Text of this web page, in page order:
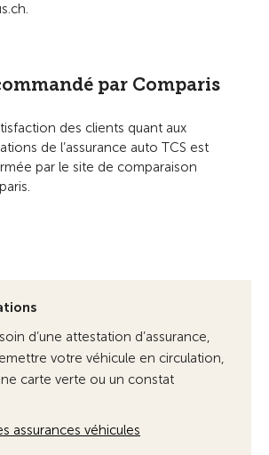
par Comparis
des clients quant aux
de l’assurance auto TCS est
par le site de comparaison
d’une attestation d’assurance,
votre véhicule en circulation,
carte verte ou un constat
assurances véhicules